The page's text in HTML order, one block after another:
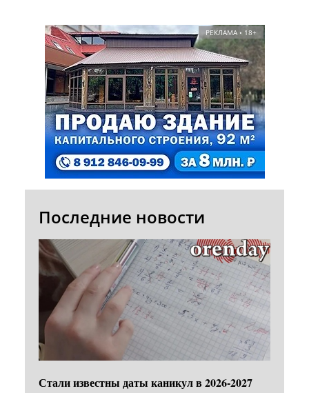
РЕКЛАМА • 18+
Последние новости
Стали известны даты каникул в 2026-2027